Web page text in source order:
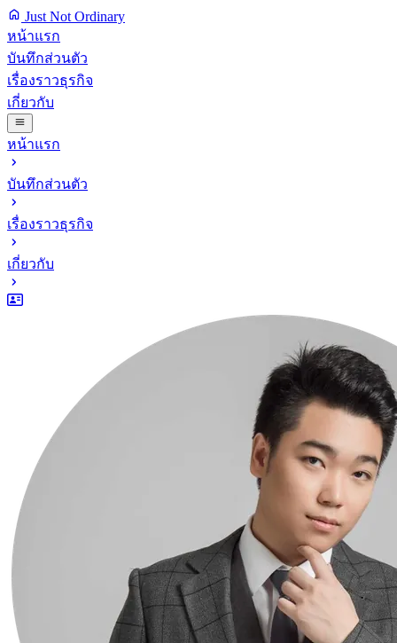
Just Not Ordinary
หน้าแรก
บันทึกส่วนตัว
เรื่องราวธุรกิจ
เกี่ยวกับ
หน้าแรก
บันทึกส่วนตัว
เรื่องราวธุรกิจ
เกี่ยวกับ